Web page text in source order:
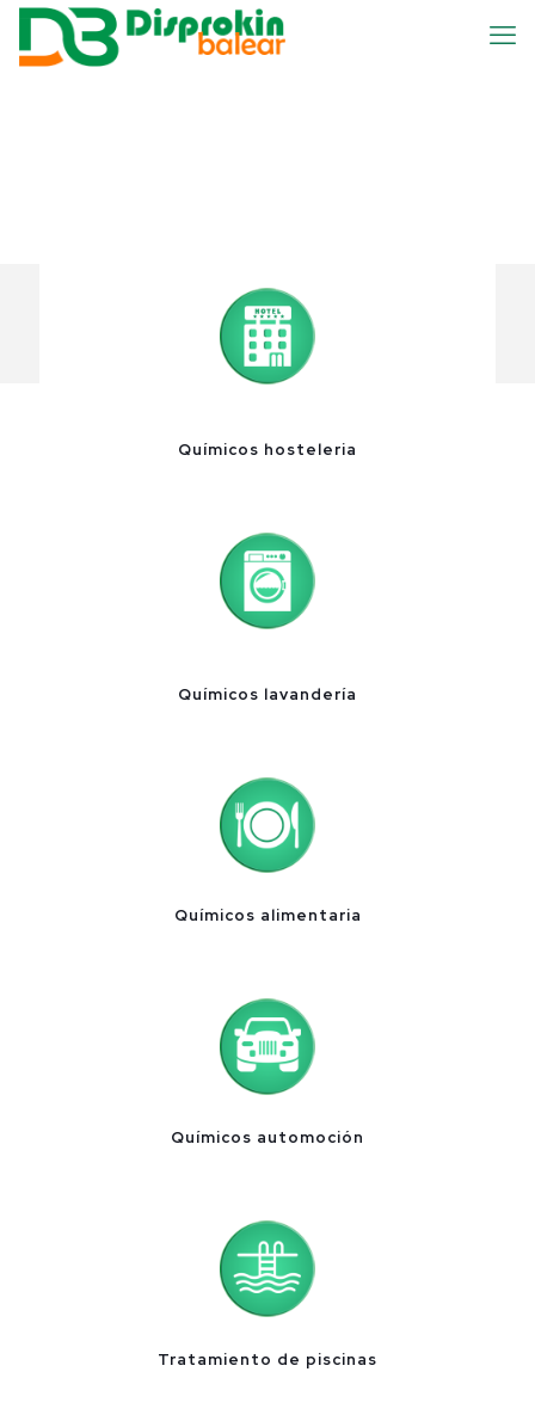
Químicos hosteleria
Químicos lavandería
Químicos alimentaria
Químicos automoción
Tratamiento de piscinas